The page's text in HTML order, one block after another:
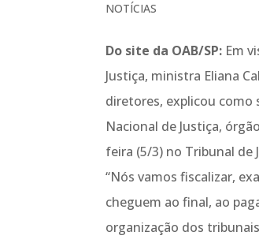
NOTÍCIAS
Do site da OAB/SP: Em
Justiça, ministra Eliana
diretores, explicou como
Nacional de Justiça,
feira (5/3) no Tribunal de
“Nós vamos fiscalizar,
cheguem ao final, ao
organização dos